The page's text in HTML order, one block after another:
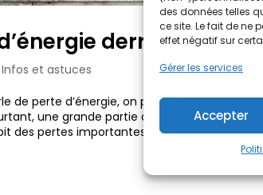
des données telles
ce site. Le fait de ne
effet négatif sur
Gérer les services
Accepter
derrière vos
Infos et astuces
de perte d’énergie, on pense souvent à la
une grande partie de cette énergie
des pertes importantes...